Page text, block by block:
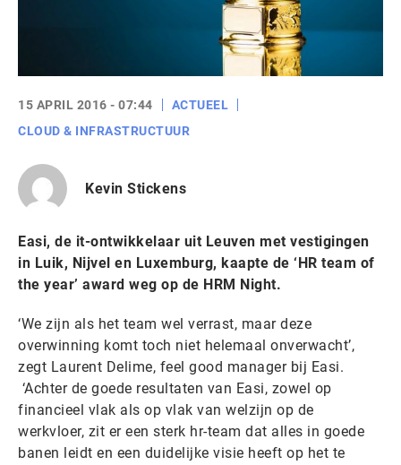
15 APRIL 2016 - 07:44
ACTUEEL
CLOUD & INFRASTRUCTUUR
Kevin Stickens
Easi, de it-ontwikkelaar uit Leuven met vestigingen
in Luik, Nijvel en Luxemburg, kaapte de ‘HR team of
the year’ award weg op de HRM Night.
‘We zijn als het team wel verrast, maar deze
overwinning komt toch niet helemaal onverwacht’,
zegt Laurent Delime, feel good manager bij Easi.
‘Achter de goede resultaten van Easi, zowel op
financieel vlak als op vlak van welzijn op de
werkvloer, zit er een sterk hr-team dat alles in goede
banen leidt en een duidelijke visie heeft op het te